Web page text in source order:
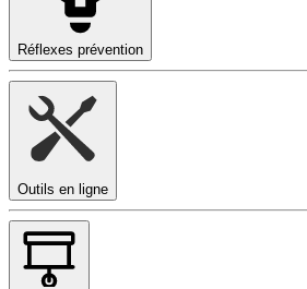
Réflexes prévention
Outils en ligne